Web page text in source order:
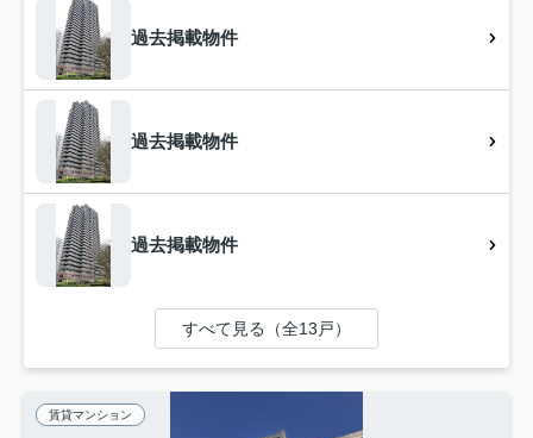
過去掲載物件
過去掲載物件
過去掲載物件
すべて見る（全13戸）
賃貸マンション